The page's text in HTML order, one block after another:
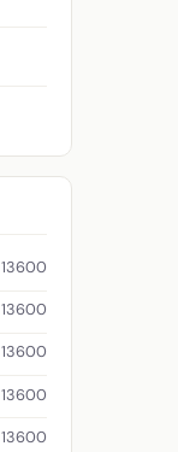
13600
13600
13600
13600
13600